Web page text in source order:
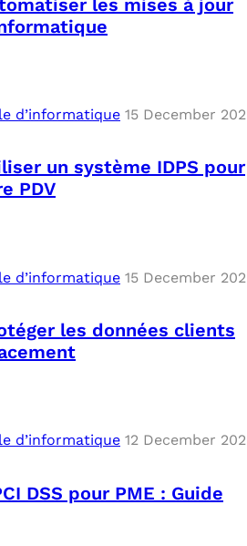
d’informatique 15 December
un système IDPS pour
PDV
d’informatique 15 December
les données clients
d’informatique 12 December
DSS pour PME : Guide